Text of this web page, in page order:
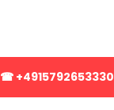
☎ +4915792653330